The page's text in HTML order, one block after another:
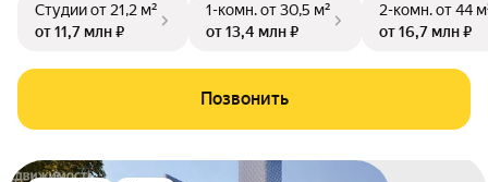
Студииот 21,2 м²
от 11,7 млн ₽
1-комн.от 30,5 м²
от 13,4 млн ₽
2-комн.от 44
от 16,7 млн ₽
Позвонить